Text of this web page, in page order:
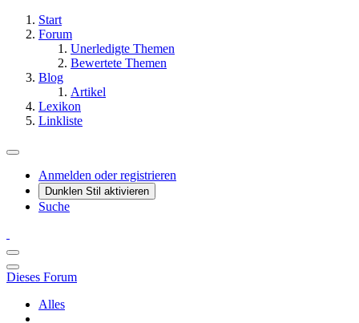
Start
Forum
Unerledigte Themen
Bewertete Themen
Blog
Artikel
Lexikon
Linkliste
Anmelden oder registrieren
Dunklen Stil aktivieren
Suche
Dieses Forum
Alles